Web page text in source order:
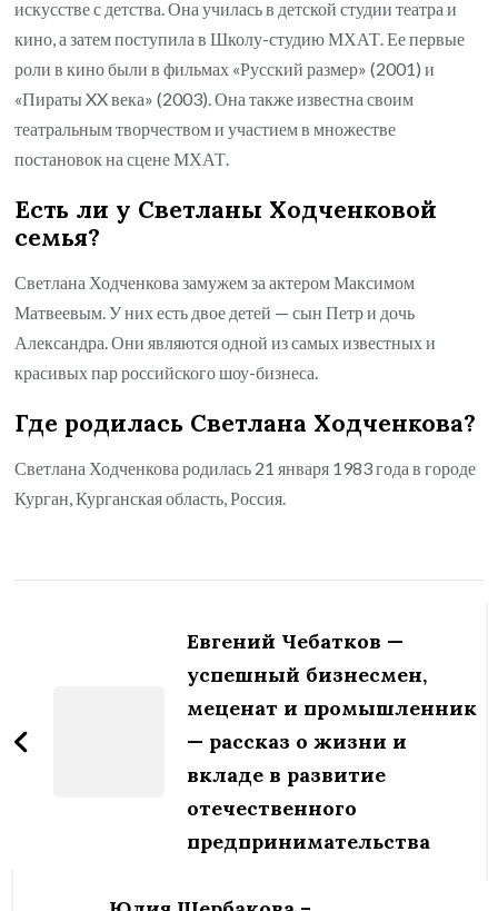
искусстве с детства. Она училась в детской студии театра и
кино, а затем поступила в Школу-студию МХАТ. Ее первые
роли в кино были в фильмах «Русский размер» (2001) и
«Пираты XX века» (2003). Она также известна своим
театральным творчеством и участием в множестве
постановок на сцене МХАТ.
Есть ли у Светланы Ходченковой
семья?
Светлана Ходченкова замужем за актером Максимом
Матвеевым. У них есть двое детей — сын Петр и дочь
Александра. Они являются одной из самых известных и
красивых пар российского шоу-бизнеса.
Где родилась Светлана Ходченкова?
Светлана Ходченкова родилась 21 января 1983 года в городе
Курган, Курганская область, Россия.
Евгений Чебатков —
успешный бизнесмен,
меценат и промышленник
— рассказ о жизни и
вкладе в развитие
отечественного
предпринимательства